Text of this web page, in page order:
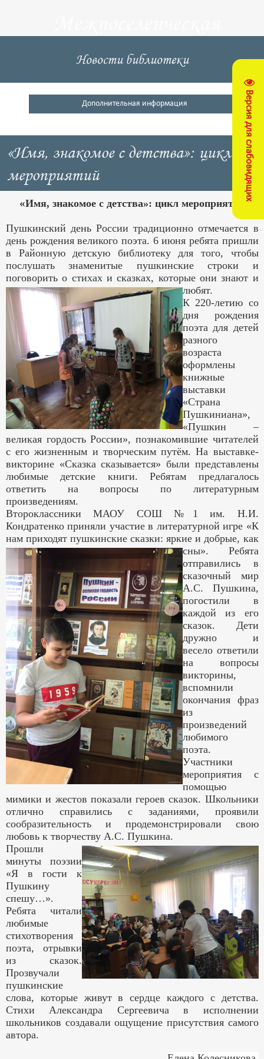
Версия для слабовидящих
центральная
библиотека
Кущевский район
Новости библиотеки
Дополнительная информация
«Имя, знакомое с детства»: цикл
мероприятий
«Имя, знакомое с детства»: цикл мероприятий
Пушкинский день России традиционно отмечается в
день рождения великого поэта. 6 июня ребята пришли
в Районную детскую библиотеку для того, чтобы
послушать знаменитые пушкинские строки и
поговорить о стихах и сказках, которые они знают и
любят.
К 220-летию со
дня рождения
поэта для детей
разного
возраста
оформлены
книжные
выставки
«Страна
Пушкиниана»,
«Пушкин –
великая гордость России», познакомившие читателей
с его жизненным и творческим путём. На выставке-
викторине «Сказка сказывается» были представлены
любимые детские книги. Ребятам предлагалось
ответить на вопросы по литературным
произведениям.
Второклассники МАОУ СОШ №1 им. Н.И.
Кондратенко приняли участие в литературной игре «К
нам приходят пушкинские сказки: яркие и добрые, как
сны». Ребята
отправились в
сказочный мир
А.С. Пушкина,
погостили в
каждой из его
сказок. Дети
дружно и
весело ответили
на вопросы
викторины,
вспомнили
окончания фраз
из
произведений
любимого
поэта.
Участники
мероприятия с
помощью
мимики и жестов показали героев сказок. Школьники
отлично справились с заданиями, проявили
сообразительность и продемонстрировали свою
любовь к творчеству А.С. Пушкина.
Прошли
минуты поэзии
«Я в гости к
Пушкину
спешу…».
Ребята читали
любимые
стихотворения
поэта, отрывки
из сказок.
Прозвучали
пушкинские
слова, которые живут в сердце каждого с детства.
Стихи Александра Сергеевича в исполнении
школьников создавали ощущение присутствия самого
автора.